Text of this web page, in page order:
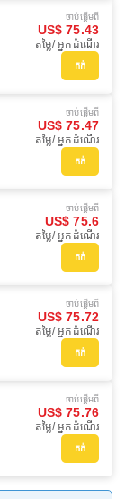
ចាប់ផ្ដើមពី
US$ 75.43
តម្លៃ/ អ្នកដំណើរ
កក់
ចាប់ផ្ដើមពី
US$ 75.47
តម្លៃ/ អ្នកដំណើរ
កក់
ចាប់ផ្ដើមពី
US$ 75.6
តម្លៃ/ អ្នកដំណើរ
កក់
ចាប់ផ្ដើមពី
US$ 75.72
តម្លៃ/ អ្នកដំណើរ
កក់
ចាប់ផ្ដើមពី
US$ 75.76
តម្លៃ/ អ្នកដំណើរ
កក់